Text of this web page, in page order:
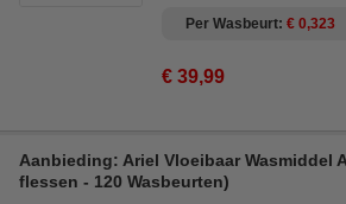
Per Wasbeurt € 0,323
€ 39,99
Aanbieding: Ariel Vloeibaar Wasmiddel
flessen - 120 Wasbeurten)